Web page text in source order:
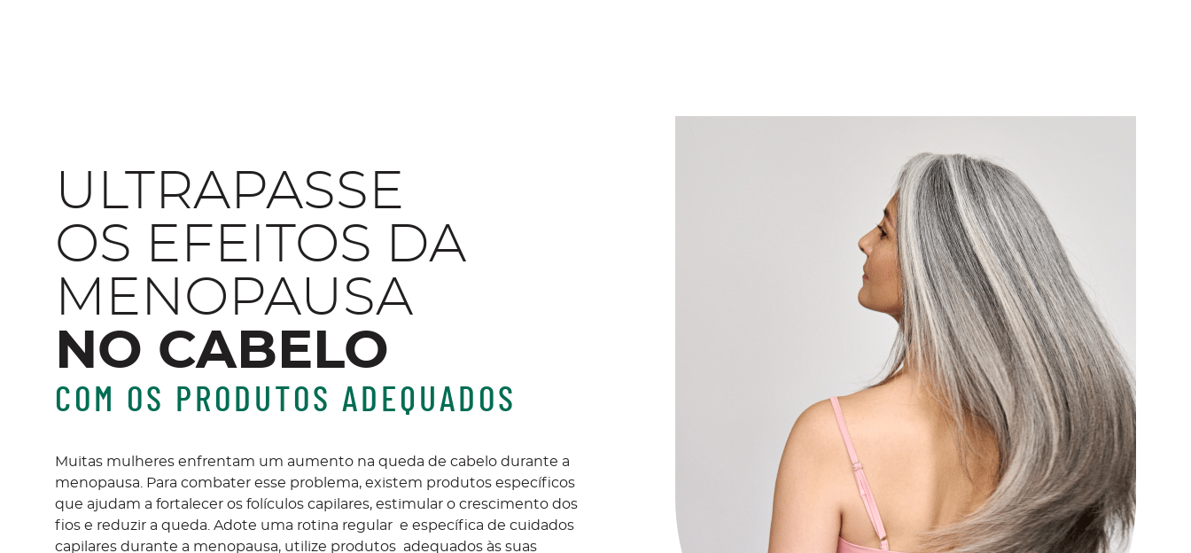
ULTRAPASSE
OS EFEITOS DA
MENOPAUSA
NO CABELO
COM OS PRODUTOS ADEQUADOS
Muitas mulheres enfrentam um aumento na queda de cabelo durante a
menopausa. Para combater esse problema, existem produtos específicos
que ajudam a fortalecer os folículos capilares, estimular o crescimento dos
fios e reduzir a queda. Adote uma rotina regular e específica de cuidados
capilares durante a menopausa, utilize produtos adequados às suas